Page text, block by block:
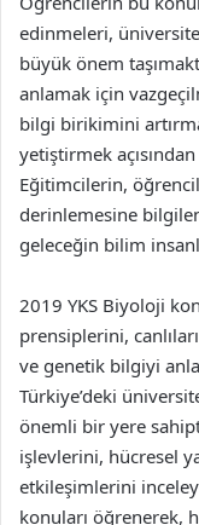
edinmeleri,
büyük önem
anlamak için
bilgi birikimini
yetiştirmek
Eğitimcilerin,
derinlemesine
geleceğin bilim
2019 YKS Biyoloji
prensiplerini,
ve genetik bilgiyi
Türkiye’deki
önemli bir yere
işlevlerini, hücresel
etkileşimlerini
konuları öğrenerek,